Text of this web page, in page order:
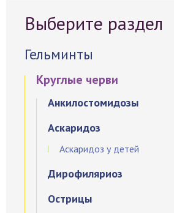
Выберите раздел
Гельминты
Круглые черви
Анкилостомидозы
Аскаридоз
Аскаридоз у детей
Дирофиляриоз
Острицы